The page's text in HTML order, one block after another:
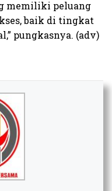
memiliki peluang
baik di tingkat
pungkasnya. (adv)